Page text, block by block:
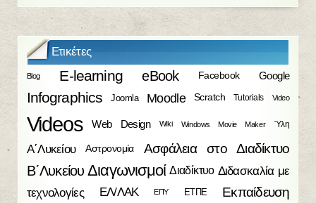
Ετικέτες
Blog E-learning eBook Facebook Google
Infographics Joomla Moodle Scratch Tutorials Video
Videos Web Design Wiki Windows Movie Maker Ύλη
Α΄Λυκείου Αστρονομία Ασφάλεια στο Διαδίκτυο
Β΄Λυκείου Διαγωνισμοί Διαδίκτυο Διδασκαλία με
τεχνολογίες
ΕΛ/ΛΑΚ ΕΠΥ ΕΤΠΕ Εκπαίδευση